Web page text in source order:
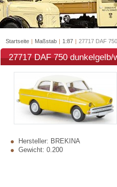
Startseite | Maßstab | 1:87 | 27717 DAF
27717 DAF 750
Hersteller: BREKINA
Gewicht: 0.200